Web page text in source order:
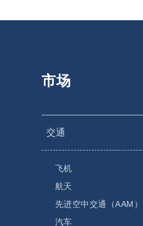
市场
交通
飞机
航天
先进空中交通（AAM）
汽车